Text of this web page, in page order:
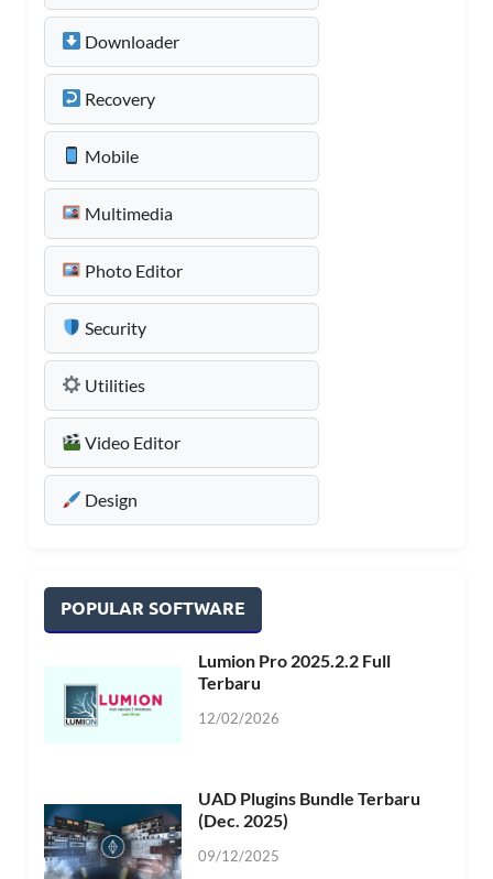
Downloader
Recovery
Mobile
Multimedia
Photo Editor
Security
Utilities
Video Editor
Design
POPULAR SOFTWARE
Lumion Pro 2025.2.2 Full
Terbaru
12/02/2026
UAD Plugins Bundle Terbaru
(Dec. 2025)
09/12/2025